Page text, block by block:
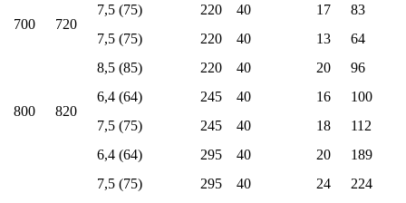
700 720
7,5 (75)
220 40 17
83
7,5 (75)
220 40 13
64
8,5 (85)
220 40 20 96
800 820
6,4 (64) 245 40 16
100
7,5 (75)
245 40 18 112
6,4 (64) 295 40 20
189
7,5 (75)
295 40 24
224